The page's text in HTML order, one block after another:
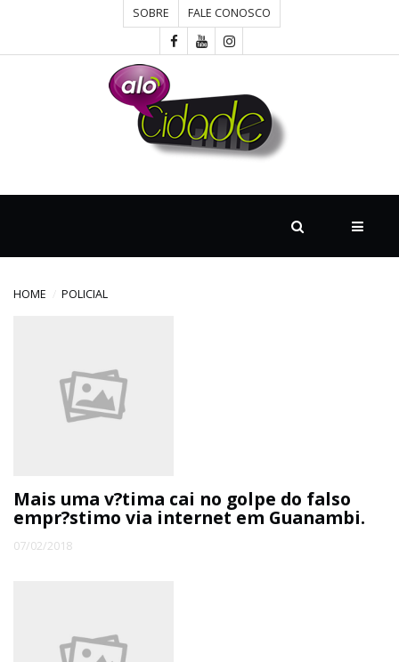
SOBRE FALE CONOSCO
DESTAQUE
ECONOMIA
ESPECIAL
HOME POLICIAL
Mais uma v?tima cai no golpe do falso
empr?stimo via internet em Guanambi.
07/02/2018